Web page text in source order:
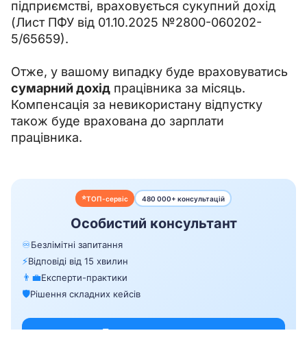
підприємстві, враховується сукупний дохід
(Лист ПФУ від 01.10.2025 №2800-060202-
5/65659).
Отже, у вашому випадку буде враховуватись
сумарний дохід працівника за місяць.
Компенсація за невикористану відпустку
також буде врахована до зарплати
працівника.